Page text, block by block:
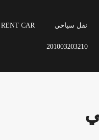
نقل سياحي RENT CAR
201003203210